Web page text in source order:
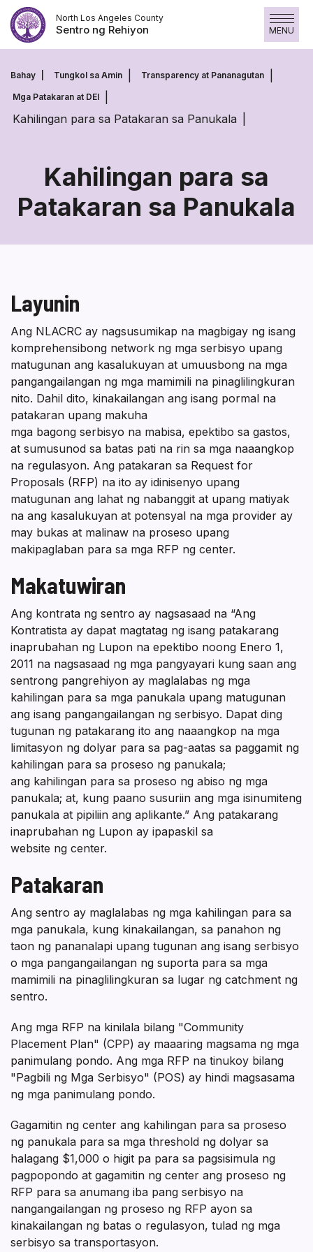
Laktawan
ang
nilalaman
North Los Angeles County
Sentro ng Rehiyon MENU
Bahay Tungkol sa Amin Transparency at Pananagutan
Mga Patakaran at DEI
Kahilingan para sa Patakaran sa Panukala
Kahilingan para sa
Patakaran sa Panukala
Kahilingan
Panukala
Layunin
Ang NLACRC ay nagsusumikap na magbigay ng isang
komprehensibong network ng mga serbisyo upang
matugunan ang kasalukuyan at umuusbong na mga
pangangailangan ng mga mamimili na pinaglilingkuran
nito. Dahil dito, kinakailangan ang isang pormal na
patakaran upang makuha
mga bagong serbisyo na mabisa, epektibo sa gastos,
at sumusunod sa batas pati na rin sa mga naaangkop
na regulasyon. Ang patakaran sa Request for
Proposals (RFP) na ito ay idinisenyo upang
matugunan ang lahat ng nabanggit at upang matiyak
na ang kasalukuyan at potensyal na mga provider ay
may bukas at malinaw na proseso upang
makipaglaban para sa mga RFP ng center.
Makatuwiran
Ang kontrata ng sentro ay nagsasaad na “Ang
Kontratista ay dapat magtatag ng isang patakarang
inaprubahan ng Lupon na epektibo noong Enero 1,
2011 na nagsasaad ng mga pangyayari kung saan ang
sentrong pangrehiyon ay maglalabas ng mga
kahilingan para sa mga panukala upang matugunan
ang isang pangangailangan ng serbisyo. Dapat ding
tugunan ng patakarang ito ang naaangkop na mga
limitasyon ng dolyar para sa pag-aatas sa paggamit ng
kahilingan para sa proseso ng panukala;
ang kahilingan para sa proseso ng abiso ng mga
panukala; at, kung paano susuriin ang mga isinumiteng
panukala at pipiliin ang aplikante.” Ang patakarang
inaprubahan ng Lupon ay ipapaskil sa
website ng center.
Patakaran
Ang sentro ay maglalabas ng mga kahilingan para sa
mga panukala, kung kinakailangan, sa panahon ng
taon ng pananalapi upang tugunan ang isang serbisyo
o mga pangangailangan ng suporta para sa mga
mamimili na pinaglilingkuran sa lugar ng catchment ng
sentro.
Ang mga RFP na kinilala bilang "Community
Placement Plan" (CPP) ay maaaring magsama ng mga
panimulang pondo. Ang mga RFP na tinukoy bilang
"Pagbili ng Mga Serbisyo" (POS) ay hindi magsasama
ng mga panimulang pondo.
Gagamitin ng center ang kahilingan para sa proseso
ng panukala para sa mga threshold ng dolyar sa
halagang $1,000 o higit pa para sa pagsisimula ng
pagpopondo at gagamitin ng center ang proseso ng
RFP para sa anumang iba pang serbisyo na
nangangailangan ng proseso ng RFP ayon sa
kinakailangan ng batas o regulasyon, tulad ng mga
serbisyo sa transportasyon.